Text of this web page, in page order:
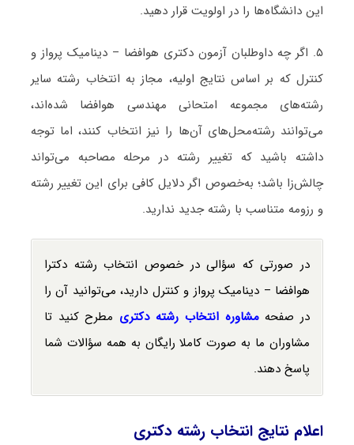
این دانشگاه‌ها را در اولویت قرار دهید.
۵. اگر چه داوطلبان آزمون دکتری هوافضا – دینامیک پرواز و
کنترل که بر اساس نتایج اولیه، مجاز به انتخاب رشته سایر
رشته‌های مجموعه امتحانی مهندسی هوافضا شده‌اند،
می‌توانند رشته‌محل‌های آن‌ها را نیز انتخاب کنند، اما توجه
داشته باشید که تغییر رشته در مرحله مصاحبه می‌تواند
چالش‌زا باشد؛ به‌خصوص اگر دلایل کافی برای این تغییر رشته
و رزومه متناسب با رشته جدید ندارید.
در صورتی که سؤالی در خصوص انتخاب رشته دکترا
هوافضا – دینامیک پرواز و کنترل دارید، می‌توانید آن را
در صفحهمشاوره انتخاب رشته دکتری مطرح کنید تا
مشاوران ما به صورت کاملا رایگان به همه سؤالات شما
پاسخ دهند.
اعلام نتایج انتخاب رشته دکتری